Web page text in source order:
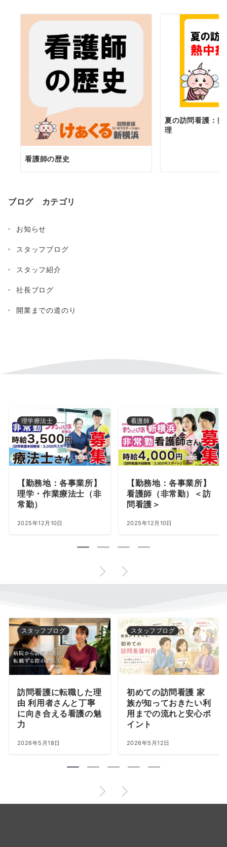
看護師の歴史
夏の訪問看護：
理
ブログ カテゴリ
お知らせ
スタッフブログ
スタッフ紹介
社長ブログ
開業までの道のり
理学療法士
【勤務地：各事業所】
理学・作業療法士（非
常勤）
2025年12月10日
看護師
【勤務地：各事業所】
看護師（非常勤）＜訪
問看護＞
2025年12月10日
スタッフブログ
訪問看護に転職した理
由 利用者さんと丁寧
に向き合える看護の魅
力
2026年5月18日
スタッフブログ
初めての訪問看護 家
族が知っておきたい利
用までの流れと安心ポ
イント
2026年5月12日